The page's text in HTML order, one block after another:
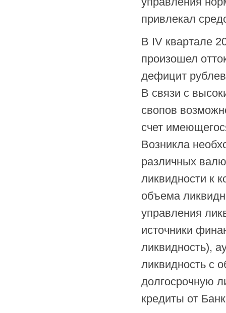
привлекал
В IV квартале
произошел
дефицит
В связи с
свопов
счет
Возникла
различных
ликвидности к
объема
управления
источники
ликвидность),
ликвидность с
долгосрочную
кредиты от